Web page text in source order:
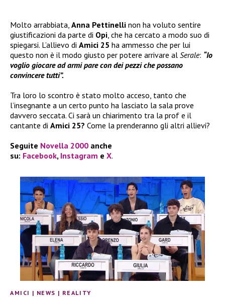
Molto arrabbiata, Anna Pettinelli non ha voluto sentire
giustificazioni da parte di Opi , che ha cercato a modo suo di
spiegarsi. L’allievo di Amici 25 ha ammesso che per lui
questo non è il modo giusto per potere arrivare al Serale: “Io
voglio giocare ad armi pare con dei pezzi che possano
convincere tutti”.
Tra loro lo scontro è stato molto acceso, tanto che
l’insegnante a un certo punto ha lasciato la sala prove
davvero seccata. Ci sarà un chiarimento tra la prof e il
cantante di Amici 25? Come la prenderanno gli altri allievi?
Seguite Novella 2000 anche
su: Facebook, Instagram e X.
AMICI | NEWS | REALITY